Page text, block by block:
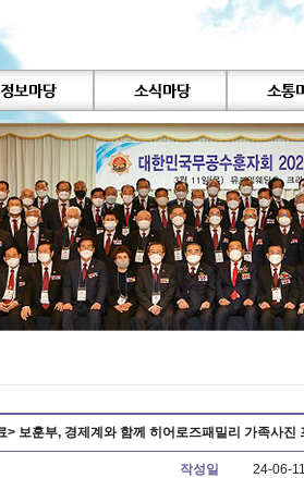
> 보훈부, 경제계와 함께 히어로즈패밀리 가족사진
작성일 24-06-